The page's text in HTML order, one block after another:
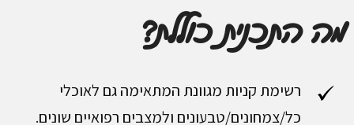
מה התכנית כוללת?
רשימת קניות מגוונת המתאימה גם לאוכלי
כל/צמחונים/טבעונים ולמצבים רפואיים שונים.